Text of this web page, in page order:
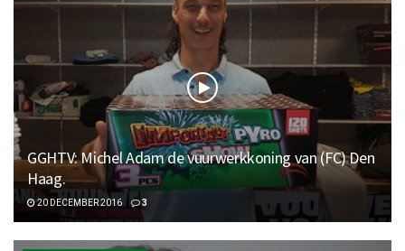
GGHTV: Michel Adam de vuurwerkkoning van (FC) Den
Haag.
20 DECEMBER 2016 3